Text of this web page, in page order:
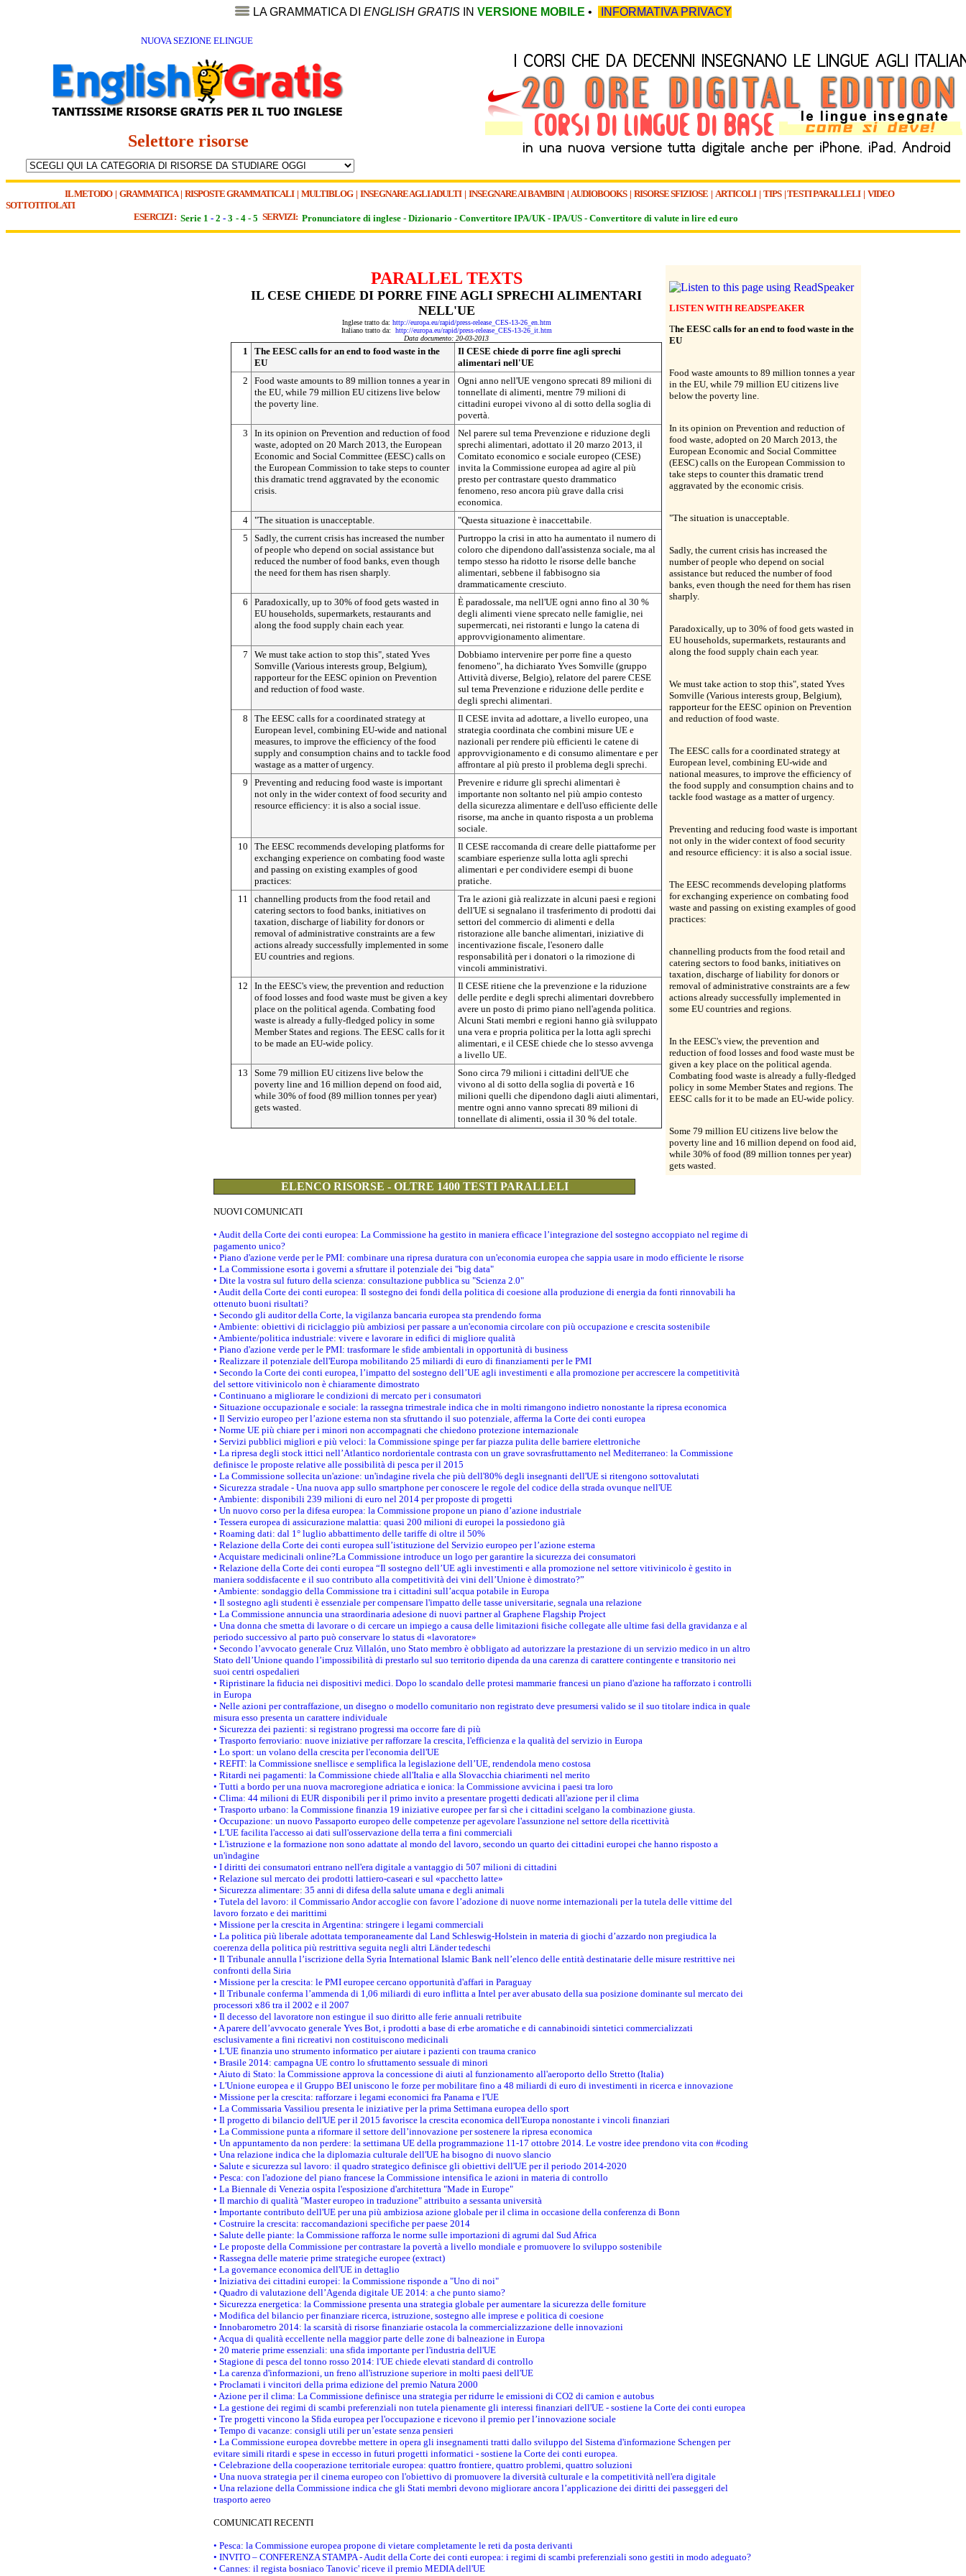
LA GRAMMATICA DI ENGLISH GRATIS IN VERSIONE MOBILE • INFORMATIVA PRIVACY
NUOVA SEZIONE ELINGUE
Selettore risorse
IL METODO| GRAMMATICA| RISPOSTE GRAMMATICALI| MULTIBLOG| INSEGNARE AGLI ADULTI | INSEGNARE AI BAMBINI| AUDIOBOOKS| RISORSE SFIZIOSE | ARTICOLI| TIPS|TESTI PARALLELI| VIDEO
SOTTOTITOLATI
ESERCIZI : Serie 1 - 2 - 3 - 4 - 5 SERVIZI: Pronunciatore di inglese - Dizionario - Convertitore IPA/UK - IPA/US - Convertitore di valute in lire ed euro
PARALLEL TEXTS
IL CESE CHIEDE DI PORRE FINE AGLI SPRECHI ALIMENTARI
NELL'UE
Inglese tratto da: http://europa.eu/rapid/press-release_CES-13-26_en.htm
Italiano tratto da: http://europa.eu/rapid/press-release_CES-13-26_it.htm
Data documento: 20-03-2013
1
The EESC calls for an end to food waste in the
EU
Il CESE chiede di porre fine agli sprechi
alimentari nell'UE
2
Food waste amounts to 89 million tonnes a year in
the EU, while 79 million EU citizens live below
the poverty line.
Ogni anno nell'UE vengono sprecati 89 milioni di
tonnellate di alimenti, mentre 79 milioni di
cittadini europei vivono al di sotto della soglia di
povertà.
3
In its opinion on Prevention and reduction of food
waste, adopted on 20 March 2013, the European
Economic and Social Committee (EESC) calls on
the European Commission to take steps to counter
this dramatic trend aggravated by the economic
crisis.
Nel parere sul tema Prevenzione e riduzione degli
sprechi alimentari, adottato il 20 marzo 2013, il
Comitato economico e sociale europeo (CESE)
invita la Commissione europea ad agire al più
presto per contrastare questo drammatico
fenomeno, reso ancora più grave dalla crisi
economica.
4 "The situation is unacceptable.
"Questa situazione è inaccettabile.
5
Sadly, the current crisis has increased the number
of people who depend on social assistance but
reduced the number of food banks, even though
the need for them has risen sharply.
Purtroppo la crisi in atto ha aumentato il numero di
coloro che dipendono dall'assistenza sociale, ma al
tempo stesso ha ridotto le risorse delle banche
alimentari, sebbene il fabbisogno sia
drammaticamente cresciuto.
6
Paradoxically, up to 30% of food gets wasted in
EU households, supermarkets, restaurants and
along the food supply chain each year.
È paradossale, ma nell'UE ogni anno fino al 30 %
degli alimenti viene sprecato nelle famiglie, nei
supermercati, nei ristoranti e lungo la catena di
approvvigionamento alimentare.
7
We must take action to stop this", stated Yves
Somville (Various interests group, Belgium),
rapporteur for the EESC opinion on Prevention
and reduction of food waste.
Dobbiamo intervenire per porre fine a questo
fenomeno", ha dichiarato Yves Somville (gruppo
Attività diverse, Belgio), relatore del parere CESE
sul tema Prevenzione e riduzione delle perdite e
degli sprechi alimentari.
8
The EESC calls for a coordinated strategy at
European level, combining EU-wide and national
measures, to improve the efficiency of the food
supply and consumption chains and to tackle food
wastage as a matter of urgency.
Il CESE invita ad adottare, a livello europeo, una
strategia coordinata che combini misure UE e
nazionali per rendere più efficienti le catene di
approvvigionamento e di consumo alimentare e per
affrontare al più presto il problema degli sprechi.
9
Preventing and reducing food waste is important
not only in the wider context of food security and
resource efficiency: it is also a social issue.
Prevenire e ridurre gli sprechi alimentari è
importante non soltanto nel più ampio contesto
della sicurezza alimentare e dell'uso efficiente delle
risorse, ma anche in quanto risposta a un problema
sociale.
10
The EESC recommends developing platforms for
exchanging experience on combating food waste
and passing on existing examples of good
practices:
Il CESE raccomanda di creare delle piattaforme per
scambiare esperienze sulla lotta agli sprechi
alimentari e per condividere esempi di buone
pratiche.
11
channelling products from the food retail and
catering sectors to food banks, initiatives on
taxation, discharge of liability for donors or
removal of administrative constraints are a few
actions already successfully implemented in some
EU countries and regions.
Tra le azioni già realizzate in alcuni paesi e regioni
dell'UE si segnalano il trasferimento di prodotti dai
settori del commercio di alimenti e della
ristorazione alle banche alimentari, iniziative di
incentivazione fiscale, l'esonero dalle
responsabilità per i donatori o la rimozione di
vincoli amministrativi.
12
In the EESC's view, the prevention and reduction
of food losses and food waste must be given a key
place on the political agenda. Combating food
waste is already a fully-fledged policy in some
Member States and regions. The EESC calls for it
to be made an EU-wide policy.
Il CESE ritiene che la prevenzione e la riduzione
delle perdite e degli sprechi alimentari dovrebbero
avere un posto di primo piano nell'agenda politica.
Alcuni Stati membri e regioni hanno già sviluppato
una vera e propria politica per la lotta agli sprechi
alimentari, e il CESE chiede che lo stesso avvenga
a livello UE.
13
Some 79 million EU citizens live below the
poverty line and 16 million depend on food aid,
while 30% of food (89 million tonnes per year)
gets wasted.
Sono circa 79 milioni i cittadini dell'UE che
vivono al di sotto della soglia di povertà e 16
milioni quelli che dipendono dagli aiuti alimentari,
mentre ogni anno vanno sprecati 89 milioni di
tonnellate di alimenti, ossia il 30 % del totale.
LISTEN WITH READSPEAKER
The EESC calls for an end to food waste in the
EU
Food waste amounts to 89 million tonnes a year
in the EU, while 79 million EU citizens live
below the poverty line.
In its opinion on Prevention and reduction of
food waste, adopted on 20 March 2013, the
European Economic and Social Committee
(EESC) calls on the European Commission to
take steps to counter this dramatic trend
aggravated by the economic crisis.
"The situation is unacceptable.
Sadly, the current crisis has increased the
number of people who depend on social
assistance but reduced the number of food
banks, even though the need for them has risen
sharply.
Paradoxically, up to 30% of food gets wasted in
EU households, supermarkets, restaurants and
along the food supply chain each year.
We must take action to stop this", stated Yves
Somville (Various interests group, Belgium),
rapporteur for the EESC opinion on Prevention
and reduction of food waste.
The EESC calls for a coordinated strategy at
European level, combining EU-wide and
national measures, to improve the efficiency of
the food supply and consumption chains and to
tackle food wastage as a matter of urgency.
Preventing and reducing food waste is important
not only in the wider context of food security
and resource efficiency: it is also a social issue.
The EESC recommends developing platforms
for exchanging experience on combating food
waste and passing on existing examples of good
practices:
channelling products from the food retail and
catering sectors to food banks, initiatives on
taxation, discharge of liability for donors or
removal of administrative constraints are a few
actions already successfully implemented in
some EU countries and regions.
In the EESC's view, the prevention and
reduction of food losses and food waste must be
given a key place on the political agenda.
Combating food waste is already a fully-fledged
policy in some Member States and regions. The
EESC calls for it to be made an EU-wide policy.
Some 79 million EU citizens live below the
poverty line and 16 million depend on food aid,
while 30% of food (89 million tonnes per year)
gets wasted.
ELENCO RISORSE - OLTRE 1400 TESTI PARALLELI
NUOVI COMUNICATI
• Audit della Corte dei conti europea: La Commissione ha gestito in maniera efficace l’integrazione del sostegno accoppiato nel regime di
pagamento unico?
• Piano d'azione verde per le PMI: combinare una ripresa duratura con un'economia europea che sappia usare in modo efficiente le risorse
• La Commissione esorta i governi a sfruttare il potenziale dei "big data"
• Dite la vostra sul futuro della scienza: consultazione pubblica su "Scienza 2.0"
• Audit della Corte dei conti europea: Il sostegno dei fondi della politica di coesione alla produzione di energia da fonti rinnovabili ha
ottenuto buoni risultati?
• Secondo gli auditor della Corte, la vigilanza bancaria europea sta prendendo forma
• Ambiente: obiettivi di riciclaggio più ambiziosi per passare a un'economia circolare con più occupazione e crescita sostenibile
• Ambiente/politica industriale: vivere e lavorare in edifici di migliore qualità
• Piano d'azione verde per le PMI: trasformare le sfide ambientali in opportunità di business
• Realizzare il potenziale dell'Europa mobilitando 25 miliardi di euro di finanziamenti per le PMI
• Secondo la Corte dei conti europea, l’impatto del sostegno dell’UE agli investimenti e alla promozione per accrescere la competitività
del settore vitivinicolo non è chiaramente dimostrato
• Continuano a migliorare le condizioni di mercato per i consumatori
• Situazione occupazionale e sociale: la rassegna trimestrale indica che in molti rimangono indietro nonostante la ripresa economica
• Il Servizio europeo per l’azione esterna non sta sfruttando il suo potenziale, afferma la Corte dei conti europea
• Norme UE più chiare per i minori non accompagnati che chiedono protezione internazionale
• Servizi pubblici migliori e più veloci: la Commissione spinge per far piazza pulita delle barriere elettroniche
• La ripresa degli stock ittici nell’Atlantico nordorientale contrasta con un grave sovrasfruttamento nel Mediterraneo: la Commissione
definisce le proposte relative alle possibilità di pesca per il 2015
• La Commissione sollecita un'azione: un'indagine rivela che più dell'80% degli insegnanti dell'UE si ritengono sottovalutati
• Sicurezza stradale - Una nuova app sullo smartphone per conoscere le regole del codice della strada ovunque nell'UE
• Ambiente: disponibili 239 milioni di euro nel 2014 per proposte di progetti
• Un nuovo corso per la difesa europea: la Commissione propone un piano d’azione industriale
• Tessera europea di assicurazione malattia: quasi 200 milioni di europei la possiedono già
• Roaming dati: dal 1° luglio abbattimento delle tariffe di oltre il 50%
• Relazione della Corte dei conti europea sull’istituzione del Servizio europeo per l’azione esterna
• Acquistare medicinali online?La Commissione introduce un logo per garantire la sicurezza dei consumatori
• Relazione della Corte dei conti europea “Il sostegno dell’UE agli investimenti e alla promozione nel settore vitivinicolo è gestito in
maniera soddisfacente e il suo contributo alla competitività dei vini dell’Unione è dimostrato?”
• Ambiente: sondaggio della Commissione tra i cittadini sull’acqua potabile in Europa
• Il sostegno agli studenti è essenziale per compensare l'impatto delle tasse universitarie, segnala una relazione
• La Commissione annuncia una straordinaria adesione di nuovi partner al Graphene Flagship Project
• Una donna che smetta di lavorare o di cercare un impiego a causa delle limitazioni fisiche collegate alle ultime fasi della gravidanza e al
periodo successivo al parto può conservare lo status di «lavoratore»
• Secondo l’avvocato generale Cruz Villalón, uno Stato membro è obbligato ad autorizzare la prestazione di un servizio medico in un altro
Stato dell’Unione quando l’impossibilità di prestarlo sul suo territorio dipenda da una carenza di carattere contingente e transitorio nei
suoi centri ospedalieri
• Ripristinare la fiducia nei dispositivi medici. Dopo lo scandalo delle protesi mammarie francesi un piano d'azione ha rafforzato i controlli
in Europa
• Nelle azioni per contraffazione, un disegno o modello comunitario non registrato deve presumersi valido se il suo titolare indica in quale
misura esso presenta un carattere individuale
• Sicurezza dei pazienti: si registrano progressi ma occorre fare di più
• Trasporto ferroviario: nuove iniziative per rafforzare la crescita, l'efficienza e la qualità del servizio in Europa
• Lo sport: un volano della crescita per l'economia dell'UE
• REFIT: la Commissione snellisce e semplifica la legislazione dell’UE, rendendola meno costosa
• Ritardi nei pagamenti: la Commissione chiede all'Italia e alla Slovacchia chiarimenti nel merito
• Tutti a bordo per una nuova macroregione adriatica e ionica: la Commissione avvicina i paesi tra loro
• Clima: 44 milioni di EUR disponibili per il primo invito a presentare progetti dedicati all'azione per il clima
• Trasporto urbano: la Commissione finanzia 19 iniziative europee per far sì che i cittadini scelgano la combinazione giusta.
• Occupazione: un nuovo Passaporto europeo delle competenze per agevolare l'assunzione nel settore della ricettività
• L'UE facilita l'accesso ai dati sull'osservazione della terra a fini commerciali
• L'istruzione e la formazione non sono adattate al mondo del lavoro, secondo un quarto dei cittadini europei che hanno risposto a
un'indagine
• I diritti dei consumatori entrano nell'era digitale a vantaggio di 507 milioni di cittadini
• Relazione sul mercato dei prodotti lattiero-caseari e sul «pacchetto latte»
• Sicurezza alimentare: 35 anni di difesa della salute umana e degli animali
• Tutela del lavoro: il Commissario Andor accoglie con favore l’adozione di nuove norme internazionali per la tutela delle vittime del
lavoro forzato e dei marittimi
• Missione per la crescita in Argentina: stringere i legami commerciali
• La politica più liberale adottata temporaneamente dal Land Schleswig-Holstein in materia di giochi d’azzardo non pregiudica la
coerenza della politica più restrittiva seguita negli altri Länder tedeschi
• Il Tribunale annulla l’iscrizione della Syria International Islamic Bank nell’elenco delle entità destinatarie delle misure restrittive nei
confronti della Siria
• Missione per la crescita: le PMI europee cercano opportunità d'affari in Paraguay
• Il Tribunale conferma l’ammenda di 1,06 miliardi di euro inflitta a Intel per aver abusato della sua posizione dominante sul mercato dei
processori x86 tra il 2002 e il 2007
• Il decesso del lavoratore non estingue il suo diritto alle ferie annuali retribuite
• A parere dell’avvocato generale Yves Bot, i prodotti a base di erbe aromatiche e di cannabinoidi sintetici commercializzati
esclusivamente a fini ricreativi non costituiscono medicinali
• L'UE finanzia uno strumento informatico per aiutare i pazienti con trauma cranico
• Brasile 2014: campagna UE contro lo sfruttamento sessuale di minori
• Aiuto di Stato: la Commissione approva la concessione di aiuti al funzionamento all'aeroporto dello Stretto (Italia)
• L'Unione europea e il Gruppo BEI uniscono le forze per mobilitare fino a 48 miliardi di euro di investimenti in ricerca e innovazione
• Missione per la crescita: rafforzare i legami economici fra Panama e l'UE
• La Commissaria Vassiliou presenta le iniziative per la prima Settimana europea dello sport
• Il progetto di bilancio dell'UE per il 2015 favorisce la crescita economica dell'Europa nonostante i vincoli finanziari
• La Commissione punta a riformare il settore dell’innovazione per sostenere la ripresa economica
• Un appuntamento da non perdere: la settimana UE della programmazione 11-17 ottobre 2014. Le vostre idee prendono vita con #coding
• Una relazione indica che la diplomazia culturale dell'UE ha bisogno di nuovo slancio
• Salute e sicurezza sul lavoro: il quadro strategico definisce gli obiettivi dell'UE per il periodo 2014-2020
• Pesca: con l'adozione del piano francese la Commissione intensifica le azioni in materia di controllo
• La Biennale di Venezia ospita l'esposizione d'architettura "Made in Europe"
• Il marchio di qualità "Master europeo in traduzione" attribuito a sessanta università
• Importante contributo dell'UE per una più ambiziosa azione globale per il clima in occasione della conferenza di Bonn
• Costruire la crescita: raccomandazioni specifiche per paese 2014
• Salute delle piante: la Commissione rafforza le norme sulle importazioni di agrumi dal Sud Africa
• Le proposte della Commissione per contrastare la povertà a livello mondiale e promuovere lo sviluppo sostenibile
• Rassegna delle materie prime strategiche europee (extract)
• La governance economica dell'UE in dettaglio
• Iniziativa dei cittadini europei: la Commissione risponde a "Uno di noi"
• Quadro di valutazione dell’Agenda digitale UE 2014: a che punto siamo?
• Sicurezza energetica: la Commissione presenta una strategia globale per aumentare la sicurezza delle forniture
• Modifica del bilancio per finanziare ricerca, istruzione, sostegno alle imprese e politica di coesione
• Innobarometro 2014: la scarsità di risorse finanziarie ostacola la commercializzazione delle innovazioni
• Acqua di qualità eccellente nella maggior parte delle zone di balneazione in Europa
• 20 materie prime essenziali: una sfida importante per l'industria dell'UE
• Stagione di pesca del tonno rosso 2014: l'UE chiede elevati standard di controllo
• La carenza d'informazioni, un freno all'istruzione superiore in molti paesi dell'UE
• Proclamati i vincitori della prima edizione del premio Natura 2000
• Azione per il clima: La Commissione definisce una strategia per ridurre le emissioni di CO2 di camion e autobus
• La gestione dei regimi di scambi preferenziali non tutela pienamente gli interessi finanziari dell'UE - sostiene la Corte dei conti europea
• Tre progetti vincono la Sfida europea per l'occupazione e ricevono il premio per l’innovazione sociale
• Tempo di vacanze: consigli utili per un’estate senza pensieri
• La Commissione europea dovrebbe mettere in opera gli insegnamenti tratti dallo sviluppo del Sistema d'informazione Schengen per
evitare simili ritardi e spese in eccesso in futuri progetti informatici - sostiene la Corte dei conti europea.
• Celebrazione della cooperazione territoriale europea: quattro frontiere, quattro problemi, quattro soluzioni
• Una nuova strategia per il cinema europeo con l'obiettivo di promuovere la diversità culturale e la competitività nell'era digitale
• Una relazione della Commissione indica che gli Stati membri devono migliorare ancora l’applicazione dei diritti dei passeggeri del
trasporto aereo
COMUNICATI RECENTI
• Pesca: la Commissione europea propone di vietare completamente le reti da posta derivanti
• INVITO – CONFERENZA STAMPA - Audit della Corte dei conti europea: i regimi di scambi preferenziali sono gestiti in modo adeguato?
• Cannes: il regista bosniaco Tanovic' riceve il premio MEDIA dell'UE